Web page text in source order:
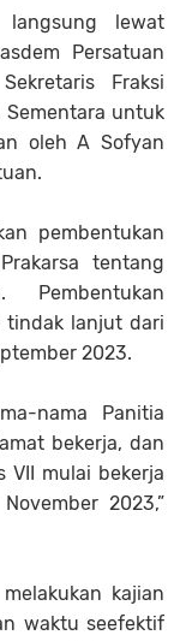
langsung lewat
Persatuan
Fraksi
Sementara untuk
oleh A Sofyan
pembentukan
tentang
Pembentukan
tindak lanjut dari
2023.
nama Panitia
bekerja, dan
VII mulai bekerja
2023,”
kajian
waktu seefektif